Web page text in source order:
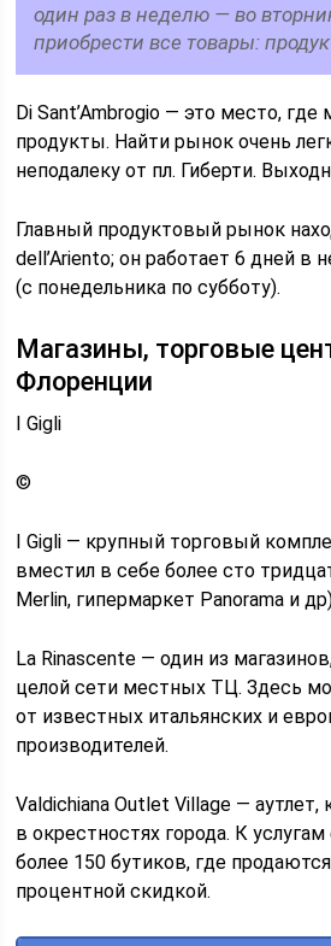
один раз в неделю — во
приобрести все товары:
Di Sant’Ambrogio — это место,
продукты. Найти рынок очень
неподалеку от пл. Гиберти.
Главный продуктовый рынок
dell’Ariento; он работает 6 дней в
(с понедельника по субботу).
Магазины, торговые
Флоренции
I Gigli
©
I Gigli — крупный торговый
вместил в себе более сто
Merlin, гипермаркет Panorama и
La Rinascente — один из
целой сети местных ТЦ. Здесь
от известных итальянских и
производителей.
Valdichiana Outlet Village — аутлет,
в окрестностях города. К
более 150 бутиков, где
процентной скидкой.